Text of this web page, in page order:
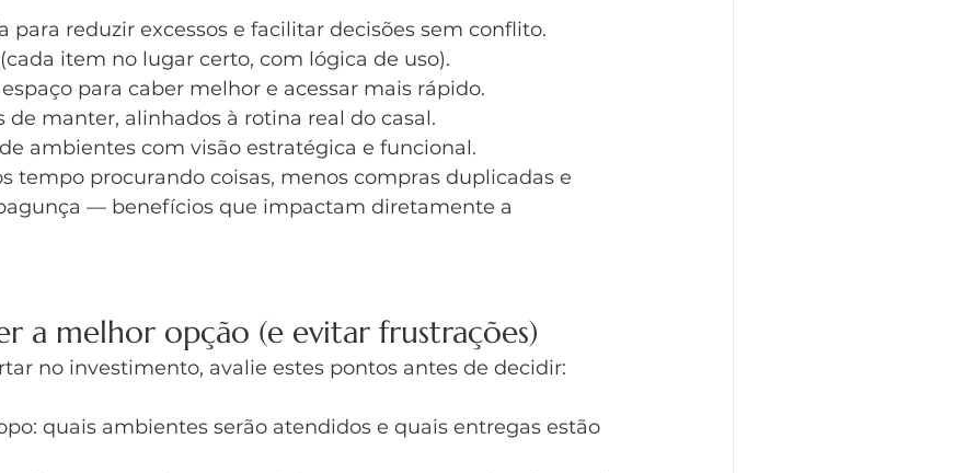
para reduzir excessos e facilitar decisões sem conflito.
item no lugar certo, com lógica de uso).
para caber melhor e acessar mais rápido.
de manter, alinhados à rotina real do casal.
ambientes com visão estratégica e funcional.
tempo procurando coisas, menos compras duplicadas e
— benefícios que impactam diretamente a
a melhor opção (e evitar frustrações)
no investimento, avalie estes pontos antes de decidir:
quais ambientes serão atendidos e quais entregas estão